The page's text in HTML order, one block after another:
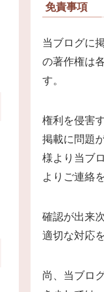
免責事項
当ブログに
の著作権は
す。
権利を侵害
掲載に問題
様より当ブ
よりご連絡
確認が出来
適切な対応
尚、当ブロ